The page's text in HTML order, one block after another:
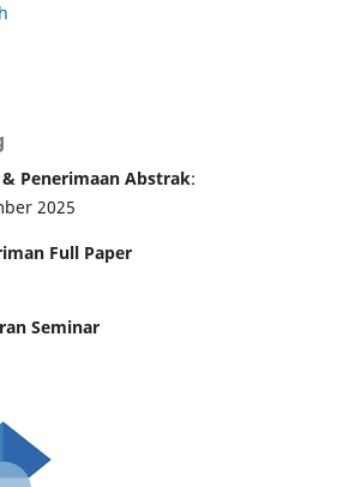
Penerimaan Abstrak:
2025
Full Paper
Seminar